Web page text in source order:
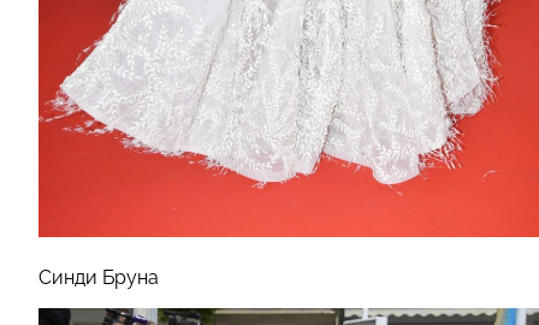
Синди Бруна